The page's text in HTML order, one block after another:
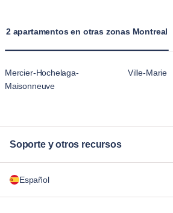
2 apartamentos en otras zonas Montreal
Mercier-Hochelaga-
Maisonneuve
Ville-Marie
Soporte y otros recursos
Para las empresas
Español